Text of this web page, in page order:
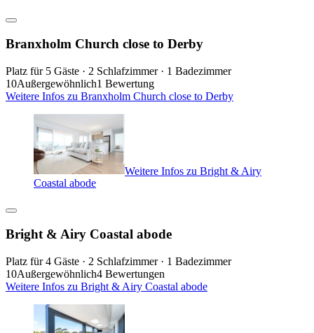
Branxholm Church close to Derby
Platz für 5 Gäste · 2 Schlafzimmer · 1 Badezimmer
10Außergewöhnlich1 Bewertung
Weitere Infos zu Branxholm Church close to Derby
Weitere Infos zu Bright & Airy
Coastal abode
Bright & Airy Coastal abode
Platz für 4 Gäste · 2 Schlafzimmer · 1 Badezimmer
10Außergewöhnlich4 Bewertungen
Weitere Infos zu Bright & Airy Coastal abode